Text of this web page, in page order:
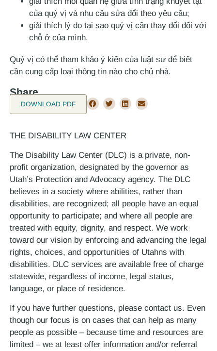
của quý vị và nhu cầu sửa đổi theo yêu cầu;
giải thích lý do tại sao quý vị cần thay đổi đối với
chỗ ở của mình.
Quý vị có thể tham khảo ý kiến của luật sư để biết
cần cung cấp loại thông tin nào cho chủ nhà.
Share
DOWNLOAD PDF
THE DISABILITY LAW CENTER
The Disability Law Center (DLC) is a private, non-
profit organization, designated by the governor as
Utah’s Protection and Advocacy agency. The DLC
believes in a society where abilities, rather than
disabilities, are recognized; all people have an equal
opportunity to participate; and where all people are
treated with equity, dignity, and respect. We work
toward our vision by enforcing and advancing the legal
rights, choices, and opportunities of Utahns with
disabilities. DLC services are available free of charge
statewide, regardless of income, legal status,
language, or place of residence.
If you have further questions, please contact us. Even
though our focus is on cases that can help as many
people as possible – because time and resources are
limited – we at least offer information and/or referral